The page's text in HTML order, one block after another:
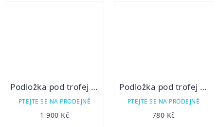
Podložka pod trofej - Jelen II
PTEJTE SE NA PRODEJNĚ
1 900 Kč
Podložka pod trofej - Divočák I
PTEJTE SE NA PRODEJNĚ
780 Kč